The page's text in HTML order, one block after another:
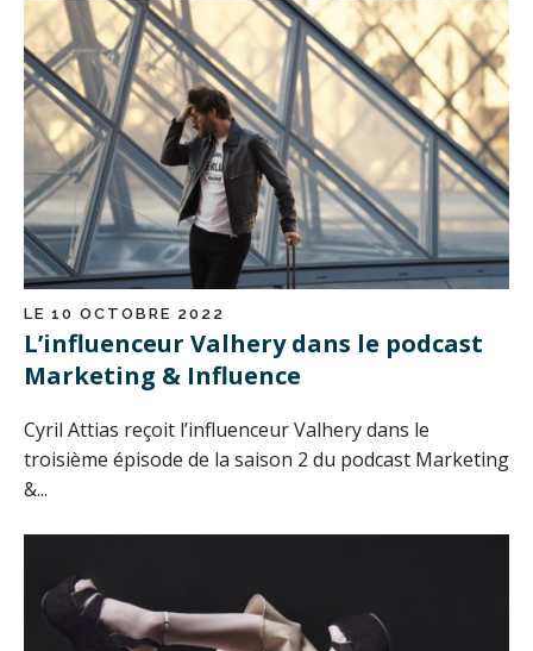
LE 10 OCTOBRE 2022
L’influenceur Valhery dans le podcast
Marketing & Influence
Cyril Attias reçoit l’influenceur Valhery dans le
troisième épisode de la saison 2 du podcast Marketing
&...